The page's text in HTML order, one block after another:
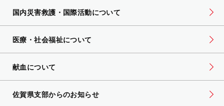
国内災害救護・国際活動について
医療・社会福祉について
献血について
佐賀県支部からのお知らせ